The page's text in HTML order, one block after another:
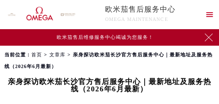
欧米茄售后服务中心
OMEGA MAINTENANCE

欧米茄售后维修服务中心竭诚为您服务！ 
当前位置： 首页 > 文章库 > 亲身探访欧米茄长沙官方售后服务中心｜最新地址及服务热
线（2026年6月最新）
亲身探访欧米茄长沙官方售后服务中心｜最新地址及服务热
线（2026年6月最新）